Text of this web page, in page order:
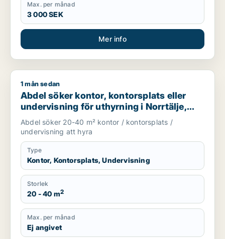
Max. per månad
3 000 SEK
Mer info
Abdel söker kontor, kontorsplats eller undervisning för
1 mån sedan
Abdel söker kontor, kontorsplats eller
undervisning för uthyrning i Norrtälje,
Håbo eller Knivsta m.fl.
Abdel söker 20-40 m² kontor / kontorsplats /
undervisning att hyra
Type
Kontor, Kontorsplats, Undervisning
Storlek
20 - 40 m2
Max. per månad
Ej angivet